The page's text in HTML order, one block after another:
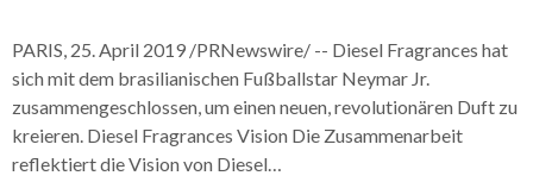
PARIS, 25. April 2019 /PRNewswire/ -- Diesel Fragrances hat
sich mit dem brasilianischen Fußballstar Neymar Jr.
zusammengeschlossen, um einen neuen, revolutionären Duft zu
kreieren. Diesel Fragrances Vision Die Zusammenarbeit
reflektiert die Vision von Diesel…